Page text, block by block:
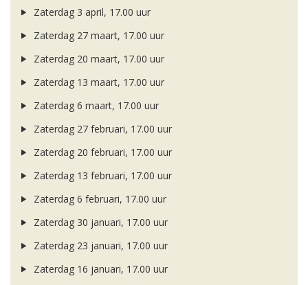
Zaterdag 3 april, 17.00 uur
Zaterdag 27 maart, 17.00 uur
Zaterdag 20 maart, 17.00 uur
Zaterdag 13 maart, 17.00 uur
Zaterdag 6 maart, 17.00 uur
Zaterdag 27 februari, 17.00 uur
Zaterdag 20 februari, 17.00 uur
Zaterdag 13 februari, 17.00 uur
Zaterdag 6 februari, 17.00 uur
Zaterdag 30 januari, 17.00 uur
Zaterdag 23 januari, 17.00 uur
Zaterdag 16 januari, 17.00 uur